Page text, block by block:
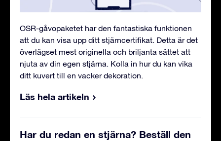
OSR-gåvopaketet har den fantastiska funktionen
att du kan visa upp ditt stjärncertifikat. Detta är det
överlägset mest originella och briljanta sättet att
njuta av din egen stjärna. Kolla in hur du kan vika
ditt kuvert till en vacker dekoration.
Läs hela artikeln
Har du redan en stjärna? Beställ den